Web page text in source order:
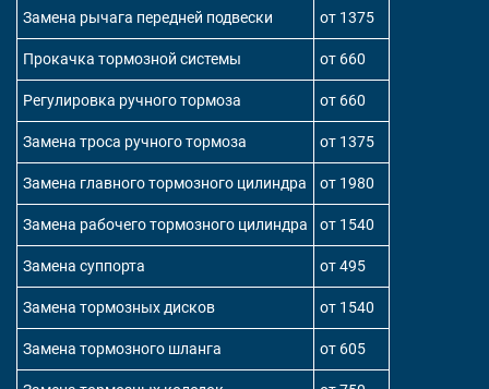
Замена рычага передней подвески от 1375
Прокачка тормозной системы от 660
Регулировка ручного тормоза от 660
Замена троса ручного тормоза от 1375
Замена главного тормозного цилиндра от 1980
Замена рабочего тормозного цилиндра от 1540
Замена суппорта от 495
Замена тормозных дисков от 1540
Замена тормозного шланга от 605